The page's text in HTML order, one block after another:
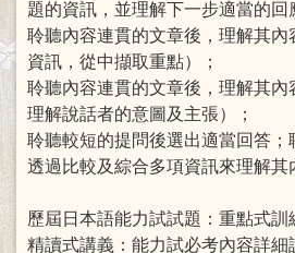
題的資訊，並理解下一步適當的回
聆聽內容連貫的文章後，理解其內
資訊，從中擷取重點）；
聆聽內容連貫的文章後，理解其內
理解說話者的意圖及主張）；
聆聽較短的提問後選出適當回答；
透過比較及綜合多項資訊來理解其
歷屆日本語能力試試題：重點式訓
精讀式講義：能力試必考內容詳細